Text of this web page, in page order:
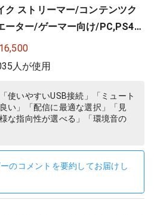
ク ストリーマー/コンテンツク
ーター/ゲーマー向け/PC,PS4使
能 2年保証 HX-MICQC-BK ( 4P5
)
人が使用
使いやすいUSB接続」「ミュート
い」「配信に最適な選択」「見
な指向性が選べる」「環境音の
のコメントを要約してお届けし